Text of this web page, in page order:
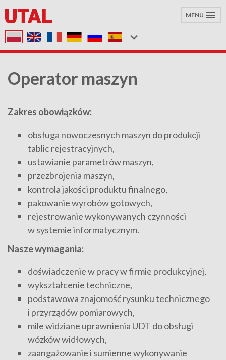
MENU
Operator maszyn
Zakres obowiązków:
obsługa nowoczesnych maszyn do produkcji
tablic rejestracyjnych,
ustawianie parametrów maszyn,
przezbrojenia maszyn,
kontrola jakości produktu finalnego,
pakowanie wyrobów gotowych,
rejestrowanie wykonywanych czynności
w systemie informatycznym.
Nasze wymagania:
doświadczenie w pracy w firmie produkcyjnej,
wykształcenie techniczne,
podstawowa znajomość rysunku technicznego
i przyrządów pomiarowych,
mile widziane uprawnienia UDT do obsługi
wózków widłowych,
zaangażowanie i sumienne wykonywanie